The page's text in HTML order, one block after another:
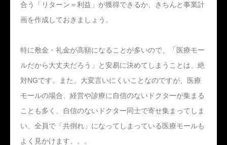
合う「リターン＝利益」が獲得できるか、きちんと事業計
画を作成しておきましょう。
特に敷金・礼金が高額になることが多いので、「医療モー
ルだから大丈夫だろう」と安易に決めてしまうことは、絶
対NGです。また、大変言いにくいことなのですが、医療
モールの場合、経営や診療に自信のないドクターが集まる
ことも多く、自信のないドクター同士で寄せ集まってしま
い、全員で「共倒れ」になってしまっている医療モールも
よく見かけます。。。